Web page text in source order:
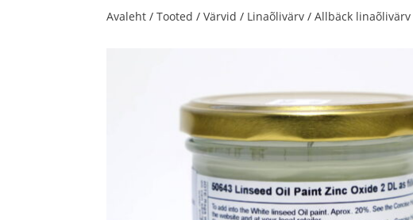
Avaleht /Tooted /Värvid / Linaõlivärv /Allbäck linaõlivärv